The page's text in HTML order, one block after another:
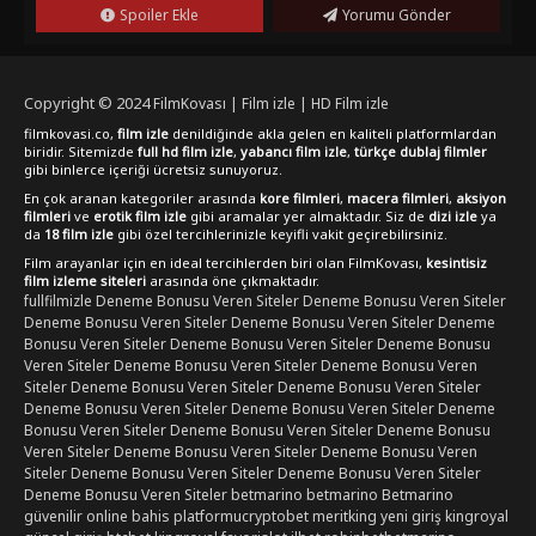
edecek nitelikte bir yapım olarak karşımıza çıkıyor.
Spoiler Ekle Yorumu Gönder
Copyright © 2024FilmKovası | Film izle | HD Film izle
filmkovasi.co, film izle denildiğinde akla gelen en kaliteli platformlardan
biridir. Sitemizde full hd film izle, yabancı film izle, türkçe dublaj filmler
gibi binlerce içeriği ücretsiz sunuyoruz.
En çok aranan kategoriler arasında kore filmleri, macera filmleri, aksiyon
filmleri ve erotik film izle gibi aramalar yer almaktadır. Siz de dizi izle ya
da 18 film izle gibi özel tercihlerinizle keyifli vakit geçirebilirsiniz.
Film arayanlar için en ideal tercihlerden biri olan FilmKovası, kesintisiz
film izleme siteleri arasında öne çıkmaktadır.
fullfilmizle Deneme Bonusu Veren SitelerDeneme Bonusu Veren Siteler
Deneme Bonusu Veren SitelerDeneme Bonusu Veren SitelerDeneme
Bonusu Veren SitelerDeneme Bonusu Veren SitelerDeneme Bonusu
Veren SitelerDeneme Bonusu Veren SitelerDeneme Bonusu Veren
SitelerDeneme Bonusu Veren SitelerDeneme Bonusu Veren Siteler
Deneme Bonusu Veren SitelerDeneme Bonusu Veren SitelerDeneme
Bonusu Veren SitelerDeneme Bonusu Veren SitelerDeneme Bonusu
Veren SitelerDeneme Bonusu Veren SitelerDeneme Bonusu Veren
SitelerDeneme Bonusu Veren SitelerDeneme Bonusu Veren Siteler
Deneme Bonusu Veren Sitelerbetmarino betmarino Betmarino
güvenilir online bahis platformucryptobetmeritking yeni girişkingroyal